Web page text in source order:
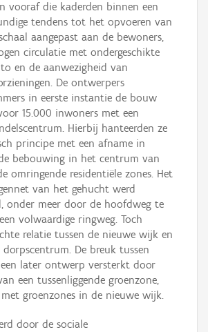
vooraf die kaderden binnen een
tendens tot het opvoeren van
aangepast aan de bewoners,
circulatie met ondergeschikte
en de aanwezigheid van
De ontwerpers
in eerste instantie de bouw
15.000 inwoners met een
Hierbij hanteerden ze
principe met een afname in
bebouwing in het centrum van
omringende residentiële zones. Het
van het gehucht werd
onder meer door de hoofdweg te
volwaardige ringweg. Toch
relatie tussen de nieuwe wijk en
dorpscentrum. De breuk tussen
later ontwerp versterkt door
een tussenliggende groenzone,
groenzones in de nieuwe wijk.
door de sociale